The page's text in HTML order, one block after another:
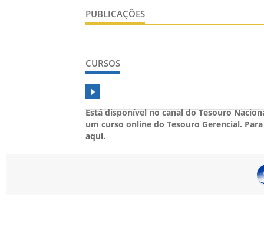
PUBLICAÇÕES
CURSOS
Está disponível no canal do Tesouro
um curso online do Tesouro Gerencial.
aqui.